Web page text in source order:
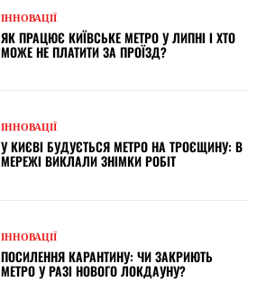
ІННОВАЦІЇ
ЯК ПРАЦЮЄ КИЇВСЬКЕ МЕТРО У ЛИПНІ І ХТО
МОЖЕ НЕ ПЛАТИТИ ЗА ПРОЇЗД?
ІННОВАЦІЇ
У КИЄВІ БУДУЄТЬСЯ МЕТРО НА ТРОЄЩИНУ: В
МЕРЕЖІ ВИКЛАЛИ ЗНІМКИ РОБІТ
ІННОВАЦІЇ
ПОСИЛЕННЯ КАРАНТИНУ: ЧИ ЗАКРИЮТЬ
МЕТРО У РАЗІ НОВОГО ЛОКДАУНУ?